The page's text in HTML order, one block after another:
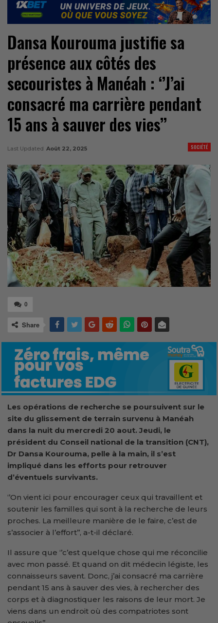
Dansa Kourouma justifie sa
présence aux côtés des
secouristes à Manéah : ‘’J’ai
consacré ma carrière pendant
15 ans à sauver des vies’’
SOCIÉTÉ
Last Updated Août 22, 2025
0
Share
Les opérations de recherche se poursuivent sur le
site du glissement de terrain survenu à Manéah
dans la nuit du mercredi 20 aout. Jeudi, le
président du Conseil national de la transition (CNT),
Dr Dansa Kourouma, pelle à la main, il s’est
impliqué dans les efforts pour retrouver
d’éventuels survivants.
‘’On vient ici pour encourager ceux qui travaillent et
soutenir les familles qui sont à la recherche de leurs
proches. La meilleure manière de le faire, c’est de
s’associer à l’effort’’, a-t-il déclaré.
Il assure que ‘’c’est quelque chose qui me réconcilie
avec mon passé. Et quand on dit médecin légiste, les
connaisseurs savent. Donc, j’ai consacré ma carrière
pendant 15 ans à sauver des vies, à rechercher des
corps et à diagnostiquer les raisons de leur mort. Je
viens dans un endroit où des compatriotes sont